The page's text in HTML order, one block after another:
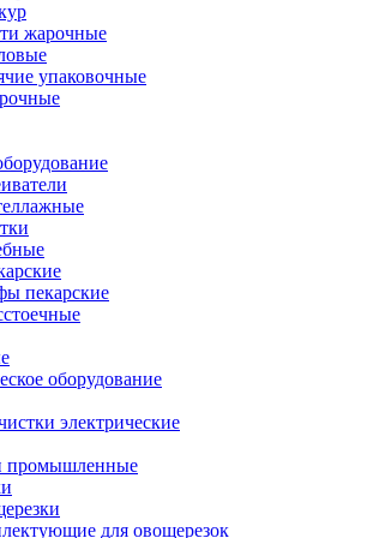
жарочные
упаковочные
пекарские
оборудование
электрические
промышленные
для овощерезок